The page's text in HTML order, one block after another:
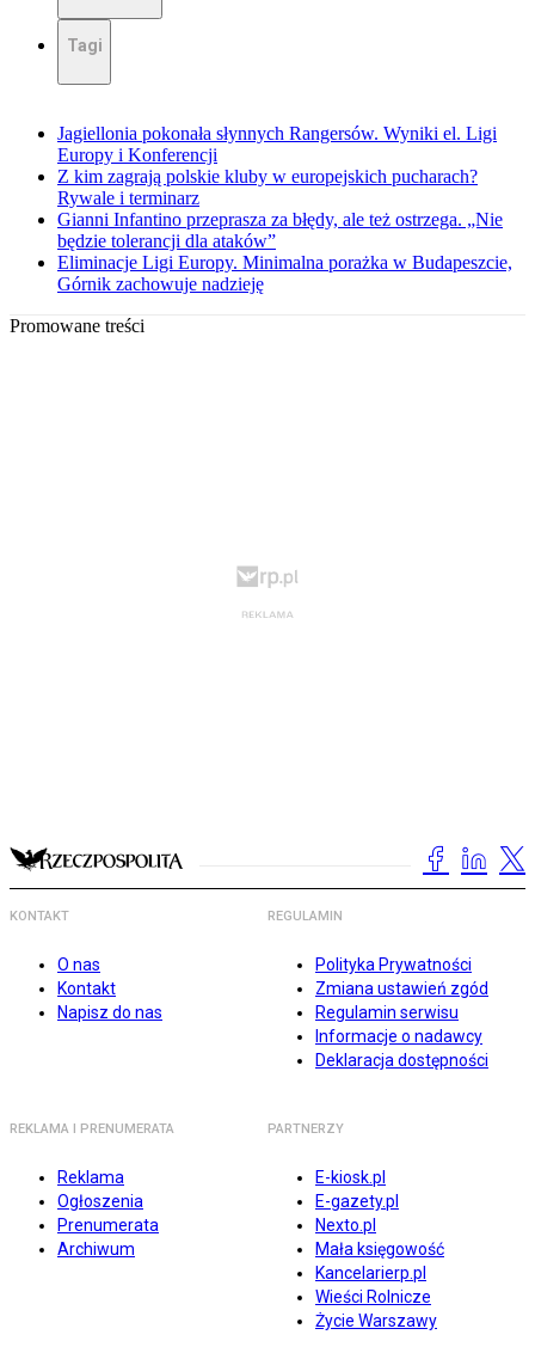
Tagi
Jagiellonia pokonała słynnych Rangersów. Wyniki el. Ligi
Europy i Konferencji
Z kim zagrają polskie kluby w europejskich pucharach?
Rywale i terminarz
Gianni Infantino przeprasza za błędy, ale też ostrzega. „Nie
będzie tolerancji dla ataków”
Eliminacje Ligi Europy. Minimalna porażka w Budapeszcie,
Górnik zachowuje nadzieję
Promowane treści
KONTAKT
O nas
Kontakt
Napisz do nas
REGULAMIN
Polityka Prywatności
Zmiana ustawień zgód
Regulamin serwisu
Informacje o nadawcy
Deklaracja dostępności
REKLAMA I PRENUMERATA
Reklama
Ogłoszenia
Prenumerata
Archiwum
PARTNERZY
E-kiosk.pl
E-gazety.pl
Nexto.pl
Mała księgowość
Kancelarierp.pl
Wieści Rolnicze
Życie Warszawy